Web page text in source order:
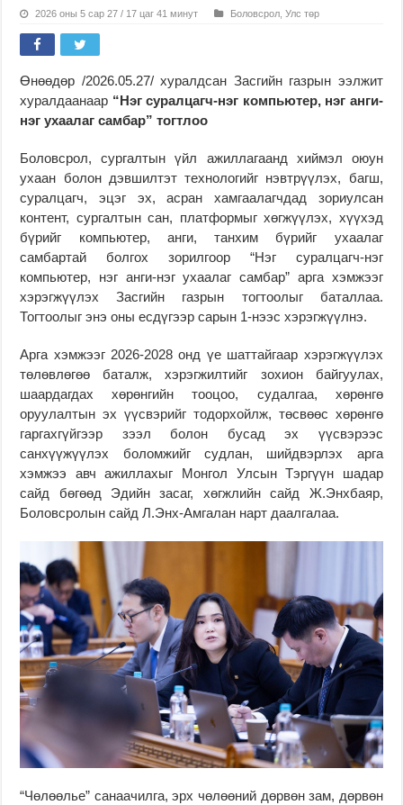
2026 оны 5 сар 27 / 17 цаг 41 минут Боловсрол ,Улс төр
Өнөөдөр /2026.05.27/ хуралдсан Засгийн газрын ээлжит
хуралдаанаар “Нэг суралцагч-нэг компьютер, нэг анги-
нэг ухаалаг самбар” тогтлоо
Боловсрол, сургалтын үйл ажиллагаанд хиймэл оюун
ухаан болон дэвшилтэт технологийг нэвтрүүлэх, багш,
суралцагч, эцэг эх, асран хамгаалагчдад зориулсан
контент, сургалтын сан, платформыг хөгжүүлэх, хүүхэд
бүрийг компьютер, анги, танхим бүрийг ухаалаг
самбартай болгох зорилгоор “Нэг суралцагч-нэг
компьютер, нэг анги-нэг ухаалаг самбар” арга хэмжээг
хэрэгжүүлэх Засгийн газрын тогтоолыг баталлаа.
Тогтоолыг энэ оны есдүгээр сарын 1-нээс хэрэгжүүлнэ.
Арга хэмжээг 2026-2028 онд үе шаттайгаар хэрэгжүүлэх
төлөвлөгөө баталж, хэрэгжилтийг зохион байгуулах,
шаардагдах хөрөнгийн тооцоо, судалгаа, хөрөнгө
оруулалтын эх үүсвэрийг тодорхойлж, төсвөөс хөрөнгө
гаргахгүйгээр зээл болон бусад эх үүсвэрээс
санхүүжүүлэх боломжийг судлан, шийдвэрлэх арга
хэмжээ авч ажиллахыг Монгол Улсын Тэргүүн шадар
сайд бөгөөд Эдийн засаг, хөгжлийн сайд Ж.Энхбаяр,
Боловсролын сайд Л.Энх-Амгалан нарт даалгалаа.
“Чөлөөлье” санаачилга, эрх чөлөөний дөрвөн зам, дөрвөн